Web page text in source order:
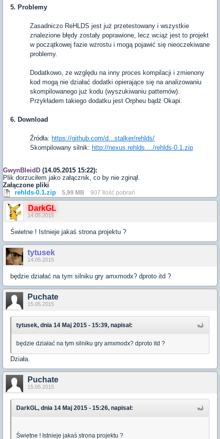
5. Problemy
Zasadniczo ReHLDS jest już przetestowany i wszystkie
znalezione błędy zostały poprawione, lecz wciąż jest to projekt
w początkowej fazie wzrostu i mogą pojawić się nieoczekiwane
problemy.
Dodatkowo, ze względu na inny proces kompilacji i zmienony
kod mogą nie działać dodatki opierające się na analizowaniu
skompilowanego już kodu (wyszukiwaniu patternów).
Przykładem takiego dodatku jest Orpheu bądź Okapi.
6. Download
Źródła: https://github.com/d...stalker/rehlds/
Skompilowany silnik: http://nexus.rehlds..../rehlds-0.1.zip
GwynBleidD (14.05.2015 15:22):
Plik dorzuciłem jako załącznik, co by nie zginął.
Załączone pliki
rehlds-0.1.zip
5,99 MB 907 Ilość pobrań
DarkGL
14.05.2015
Świetne ! Istnieje jakaś strona projektu ?
tytusek
14.05.2015
będzie działać na tym silniku gry amxmodx? dproto itd ?
Puchate
15.05.2015
tytusek, dnia 14 Maj 2015 - 15:39, napisał:
będzie działać na tym silniku gry amxmodx? dproto itd ?
Działa.
Puchate
15.05.2015
DarkGL, dnia 14 Maj 2015 - 15:26, napisał:
Świetne ! Istnieje jakaś strona projektu ?